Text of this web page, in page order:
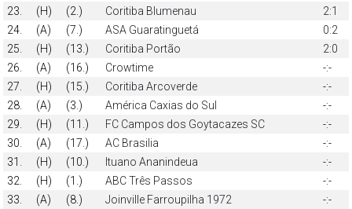
23.
(H) (2.) Coritiba Blumenau
2:1
24.
(A) (7.) ASA Guaratinguetá
0:2
25.
(H) (13.) Coritiba Portão
2:0
26.
(A) (16.) Crowtime
-:-
27.
(H) (15.) Coritiba Arcoverde
-:-
28.
(A) (3.) América Caxias do Sul
-:-
29.
(H) (11.) FC Campos dos Goytacazes SC
-:-
30.
(A) (17.) AC Brasilia
-:-
31.
(H) (10.) Ituano Ananindeua
-:-
32.
(H) (1.) ABC Três Passos
-:-
33.
(A) (8.) Joinville Farroupilha 1972
-:-